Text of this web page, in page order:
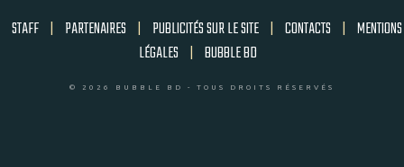
STAFF | PARTENAIRES | PUBLICITÉS SUR LE SITE | CONTACTS | MENTIONS
LÉGALES | BUBBLE BD
© 2026 BUBBLE BD - TOUS DROITS RÉSERVÉS